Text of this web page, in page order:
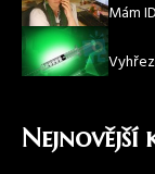
Mám
Nejnovější